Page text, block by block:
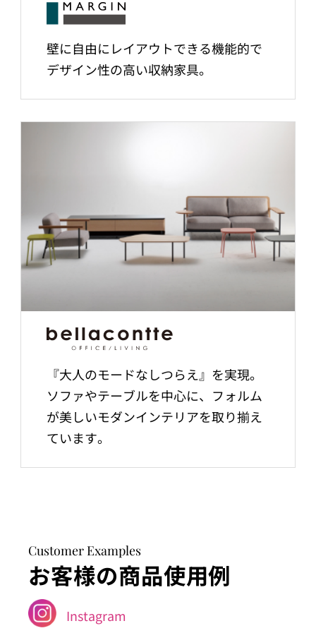
壁に自由にレイアウトできる機能的で
デザイン性の高い収納家具。
『大人のモードなしつらえ』を実現。
ソファやテーブルを中心に、フォルム
が美しいモダンインテリアを取り揃え
ています。
Customer Examples
お客様の商品使用例
Instagram